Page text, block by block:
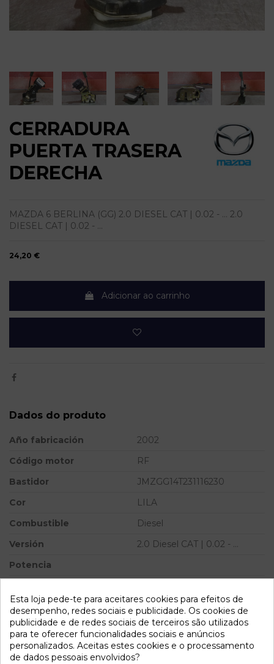
CERRADURA
PUERTA TRASERA
DERECHA
MAZDA 6 BERLINA (GG) 2.0 DIESEL CAT | 0.02 - ... 2.0
DIESEL CAT | 0.02 - ...
24,20 €
Adicionar ao carrinho
Dados do produto
Año fabricación
2002
Código motor
RF
Bastidor
JMZGG14T231116230
Cor
LILA
Combustible
Diesel
Versión
2.0 Diesel CAT | 0.02 - ...
Potencia
CAT | 0.02 - ...
Referência 809995
Disponível a partir de: 2022-04-06
Esta loja pede-te para aceitares cookies para efeitos de
desempenho, redes sociais e publicidade. Os cookies de
publicidade e de redes sociais de terceiros são utilizados
para te oferecer funcionalidades sociais e anúncios
personalizados. Aceitas estes cookies e o processamento
de dados pessoais envolvidos?